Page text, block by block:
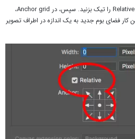
در پنجره Canvas Size، گزینه Relative را تیک بزنید. سپس، در Anchor grid،
کار فضای بوم جدید به یک اندازه در اطراف تصویر